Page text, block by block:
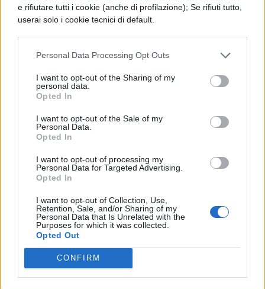
e rifiutare tutti i cookie (anche di profilazione); Se rifiuti tutto,
userai solo i cookie tecnici di default.
Personal Data Processing Opt Outs
I want to opt-out of the Sharing of my
personal data.
Opted In
I want to opt-out of the Sale of my
Personal Data.
Opted In
I want to opt-out of processing my
Personal Data for Targeted Advertising.
Opted In
I want to opt-out of Collection, Use,
Retention, Sale, and/or Sharing of my
Personal Data that Is Unrelated with the
Purposes for which it was collected.
Opted Out
CONFIRM
Per arrivare inMalisi vola con l’Air France e
Tripoli partendo da Roma.
TI POTREBBE INTERESSARE
NEWS LIFESTYLE
Francia vieta i social ai
minori di 15 anni dal 1°
settembre: come
dell'età